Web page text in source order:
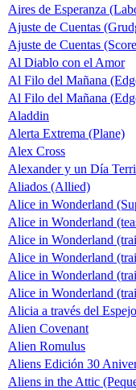
Aires de Esperanza
Ajuste de Cuentas
Ajuste de Cuentas
Al Diablo con el Amor
Al Filo del Mañana
Al Filo del Mañana
Aladdin
Alerta Extrema (Plane)
Alex Cross
Alexander y un Día
Aliados (Allied)
Alice in Wonderland
Alice in Wonderland
Alice in Wonderland
Alice in Wonderland
Alice in Wonderland
Alice in Wonderland
Alicia a través del
Alien Covenant
Alien Romulus
Aliens Edición 30
Aliens in the Attic